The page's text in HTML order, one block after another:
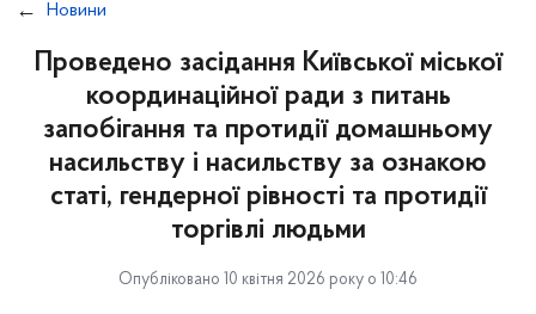
Новини
Проведено засідання Київської міської
координаційної ради з питань
запобігання та протидії домашньому
насильству і насильству за ознакою
статі, гендерної рівності та протидії
торгівлі людьми
Опубліковано 10 квітня 2026 року о 10:46